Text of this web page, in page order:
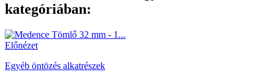
kategóriában:
Előnézet
Egyéb öntözés alkatrészek